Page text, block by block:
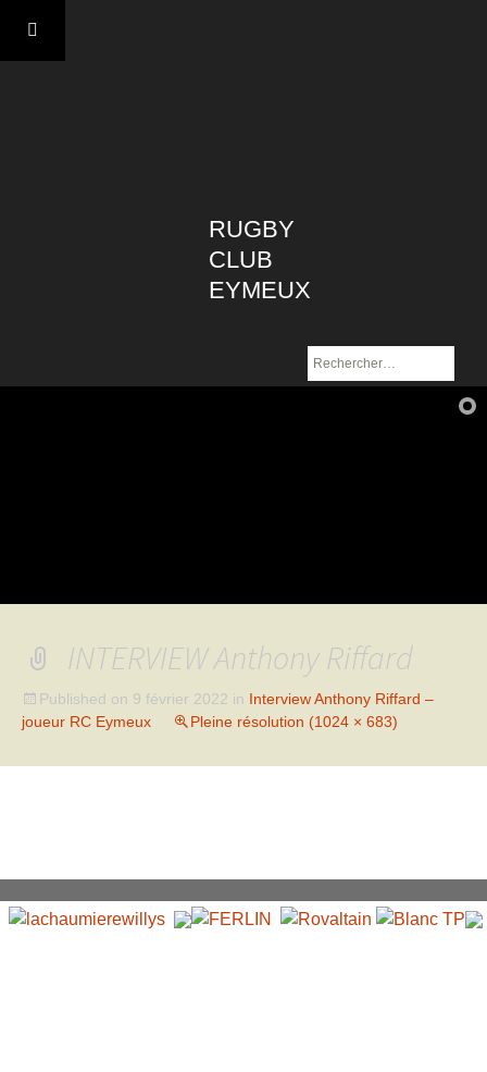
RUGBY
CLUB
EYMEUX
Rechercher :
contenu
INTERVIEW Anthony Riffard
Published on 9 février 2022 in Interview Anthony Riffard –
joueur RC Eymeux
Pleine résolution (1024 × 683)